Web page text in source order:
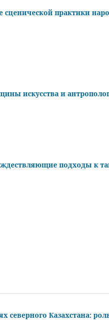
практики
искусства и
подходы к
северного Казахстана: